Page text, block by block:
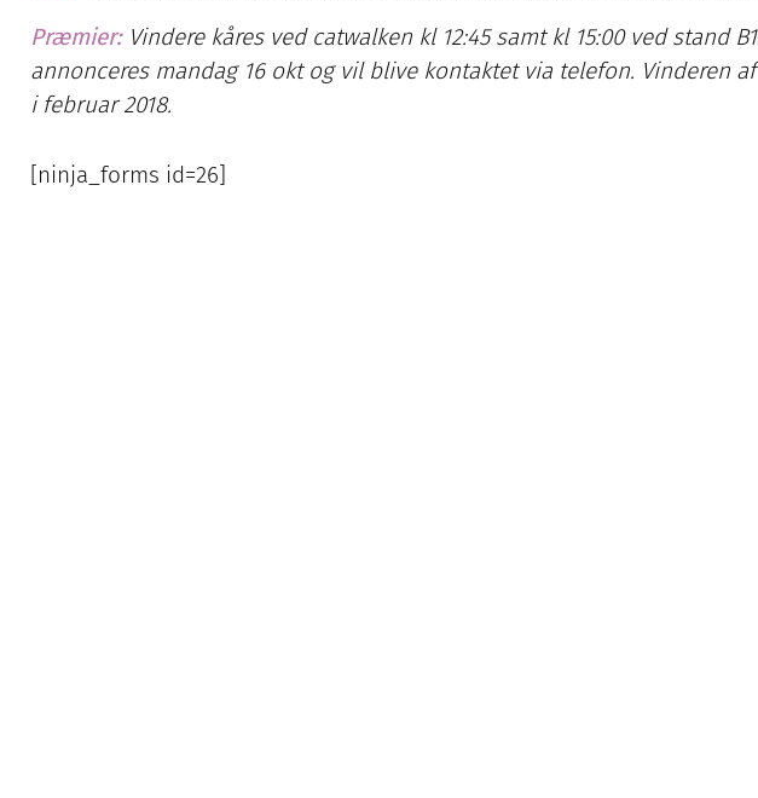
Præmier:Vindere kåres ved catwalken kl 12:45 samt kl 15:00 ved stand
annonceres mandag 16 okt og vil blive kontaktet via telefon. Vinderen
i februar 2018.
[ninja_forms id=26]